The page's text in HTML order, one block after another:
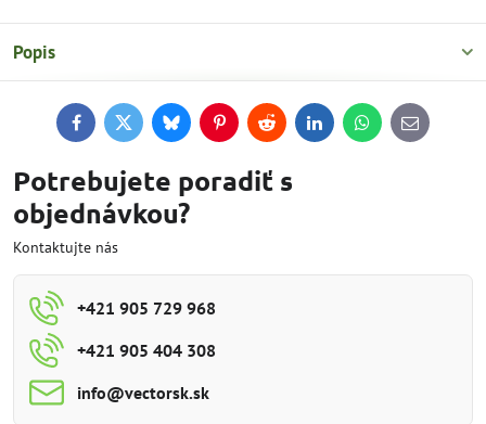
Popis
FacebookTwitterBlueskyPinterestReddit LinkedInWhatsApp
E-
mail
Potrebujete poradiť s
objednávkou?
Kontaktujte nás
+421 905 729 968
+421 905 404 308
info​@vectorsk​.sk